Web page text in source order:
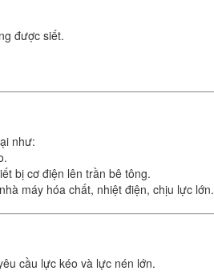
được siết.
như:
bị cơ điện lên trần bê tông.
máy hóa chất, nhiệt điện, chịu lực lớn.
cầu lực kéo và lực nén lớn.